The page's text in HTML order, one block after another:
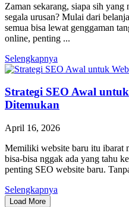
Zaman sekarang, siapa sih
segala urusan? Mulai dari
semua bisa lewat genggaman
online, penting ...
Selengkapnya
Strategi SEO Awal
Ditemukan
April 16, 2026
Memiliki website baru itu ibarat
bisa-bisa nggak ada yang tahu
penting SEO website baru.
Selengkapnya
Load More